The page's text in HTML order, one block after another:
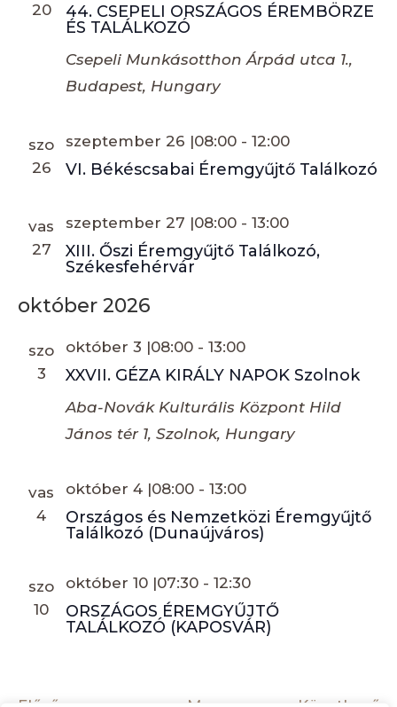
20
44. CSEPELI ORSZÁGOS ÉREMBÖRZE
ÉS TALÁLKOZÓ
Csepeli MunkásotthonÁrpád utca 1.,
Budapest, Hungary
szo
26
VI. Békéscsabai Éremgyűjtő Találkozó
szeptember 26 |08:00- 12:00
vas
27
XIII. Őszi Éremgyűjtő Találkozó,
Székesfehérvár
szeptember 27 |08:00- 13:00
október 2026
szo
3
XXVII. GÉZA KIRÁLY NAPOK Szolnok
október 3 |08:00- 13:00
Aba-Novák Kulturális Központ Hild
János tér 1, Szolnok, Hungary
vas
4
Országos és Nemzetközi Éremgyűjtő
Találkozó (Dunaújváros)
október 4 |08:00- 13:00
szo
10
ORSZÁGOS ÉREMGYŰJTŐ
TALÁLKOZÓ (KAPOSVÁR)
október 10 |07:30- 12:30